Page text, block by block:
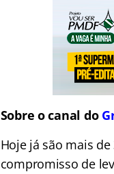
Sobre o canal do
Hoje já são mais
compromisso de